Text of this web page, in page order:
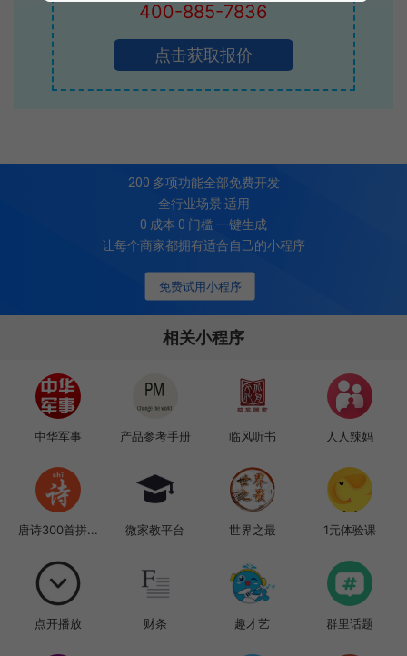
400-885-7836
点击获取报价
免费试用小程序
200 多项功能全部免费开发
全行业场景 适用
0 成本 0 门槛 一键生成
让每个商家都拥有适合自己的小程序
相关小程序
中华军事 产品参考手册 临风听书 人人辣妈
唐诗300首拼... 微家教平台 世界之最 1元体验课
点开播放 财条 趣才艺 群里话题